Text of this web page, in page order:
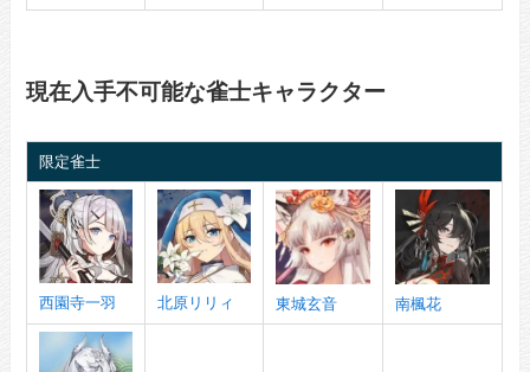
現在入手不可能な雀士キャラクター
限定雀士
西園寺一羽 北原リリィ 東城玄音 南楓花